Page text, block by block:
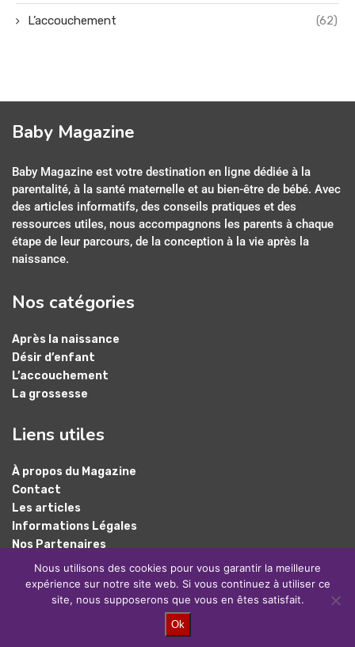
L’accouchement (62)
Baby Magazine
Baby Magazine est votre destination en ligne dédiée à la
parentalité, à la santé maternelle et au bien-être de bébé. Avec
des articles informatifs, des conseils pratiques et des
ressources utiles, nous accompagnons les parents à chaque
étape de leur parcours, de la conception à la vie après la
naissance.
Nos catégories
Après la naissance
Désir d’enfant
L’accouchement
La grossesse
Liens utiles
À propos du Magazine
Contact
Les articles
Informations Légales
Nos Partenaires
Plan du site
@2024 – Tous droits réservés.Baby Magazine
Nous utilisons des cookies pour vous garantir la meilleure
expérience sur notre site web. Si vous continuez à utiliser ce
site, nous supposerons que vous en êtes satisfait.
Ok